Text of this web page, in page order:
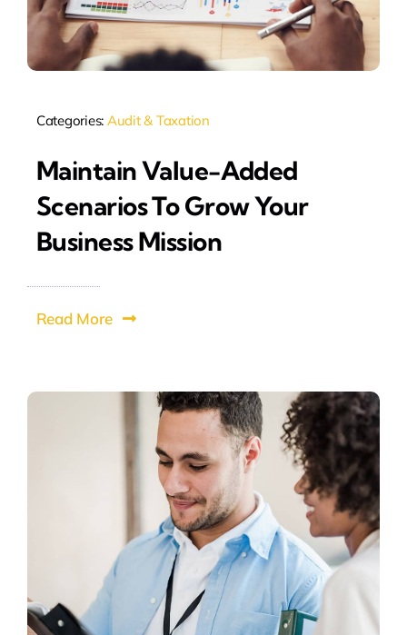
Categories: Audit & Taxation
Maintain Value-Added
Scenarios To Grow Your
Business Mission
Read More